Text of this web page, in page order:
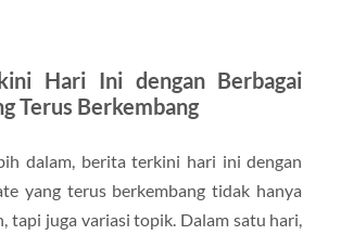
Hari Ini dengan Berbagai
Terus Berkembang
dalam, berita terkini hari ini dengan
yang terus berkembang tidak hanya
tapi juga variasi topik. Dalam satu hari,